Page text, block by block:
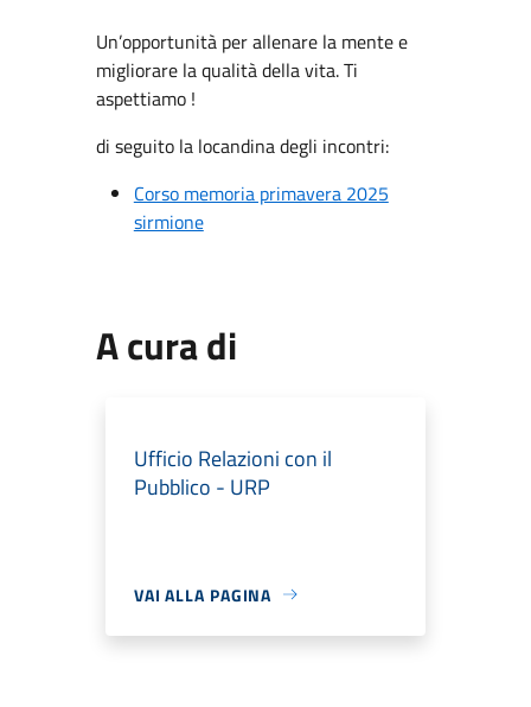
Un’opportunità per allenare la mente e
migliorare la qualità della vita. Ti
aspettiamo !
di seguito la locandina degli incontri:
Corso memoria primavera 2025
sirmione
A cura di
Ufficio Relazioni con il
Pubblico - URP
VAI ALLA PAGINA